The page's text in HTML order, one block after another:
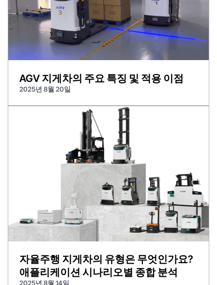
AGV 지게차의 주요 특징 및 적용 이점
2025년 8월 20일
자율주행 지게차의 유형은 무엇인가요?
애플리케이션 시나리오별 종합 분석
2025년 8월 14일